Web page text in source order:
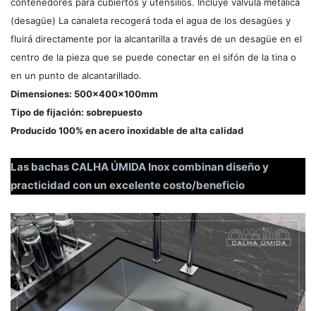
contenedores para cubiertos y utensilios. Incluye válvula metálica
(desagüe) La canaleta recogerá toda el agua de los desagües y
fluirá directamente por la alcantarilla a través de un desagüe en el
centro de la pieza que se puede conectar en el sifón de la tina o
en un punto de alcantarillado.
Dimensiones: 500x400x100mm
Tipo de fijación: sobrepuesto
Producido 100% en acero inoxidable de alta calidad
Las bachas CALHA ÚMIDA Inox combinan diseño y
practicidad con un excelente costo/beneficio